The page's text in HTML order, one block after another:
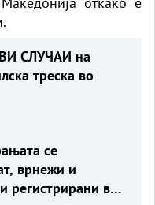
СЛУЧАИ на
треска во
се
врнежи и